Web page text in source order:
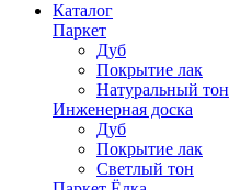
Каталог
Паркет
Дуб
Покрытие лак
Натуральный тон
Инженерная доска
Дуб
Покрытие лак
Светлый тон